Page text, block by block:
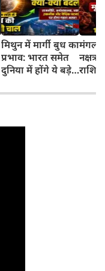
मिथुन में मार्गी बुध का
प्रभाव: भारत समेत
दुनिया में होंगे ये बड़े
मंगल
नक्षत्र
किसे